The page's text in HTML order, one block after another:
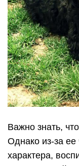
Важно знать,
Однако из-за
характера,